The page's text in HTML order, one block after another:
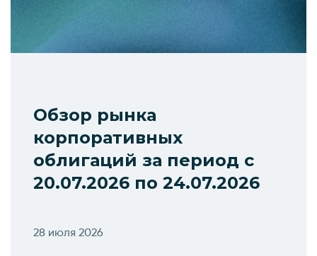
Обзор рынка
корпоративных
облигаций за период с
20.07.2026 по 24.07.2026
28 июля 2026